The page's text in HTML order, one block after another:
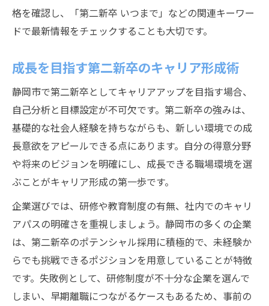
格を確認し、「第二新卒 いつまで」などの関連キーワー
ドで最新情報をチェックすることも大切です。
成長を目指す第二新卒のキャリア形成術
静岡市で第二新卒としてキャリアアップを目指す場合、
自己分析と目標設定が不可欠です。第二新卒の強みは、
基礎的な社会人経験を持ちながらも、新しい環境での成
長意欲をアピールできる点にあります。自分の得意分野
や将来のビジョンを明確にし、成長できる職場環境を選
ぶことがキャリア形成の第一歩です。
企業選びでは、研修や教育制度の有無、社内でのキャリ
アパスの明確さを重視しましょう。静岡市の多くの企業
は、第二新卒のポテンシャル採用に積極的で、未経験か
らでも挑戦できるポジションを用意していることが特徴
です。失敗例として、研修制度が不十分な企業を選んで
しまい、早期離職につながるケースもあるため、事前の